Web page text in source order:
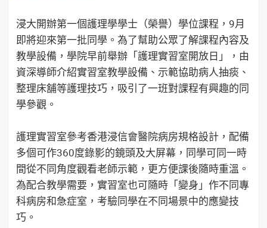
浸大開辦第一個護理學學士（榮譽）學位課程，9月
即將迎來第一批同學。為了幫助公眾了解課程內容及
教學設備，學院早前舉辦「護理實習室開放日」，由
資深導師介紹實習室教學設備、示範協助病人抽痰、
整理床舖等護理技巧，吸引了一班對課程有興趣的同
學參觀。
護理實習室參考香港浸信會醫院病房規格設計，配備
多個可作360度錄影的鏡頭及大屏幕，同學可同一時
間從不同角度觀看老師示範，更方便課後隨時重溫。
為配合教學需要，實習室也可隨時「變身」作不同專
科病房和急症室，考驗同學在不同場景中的應變技
巧。